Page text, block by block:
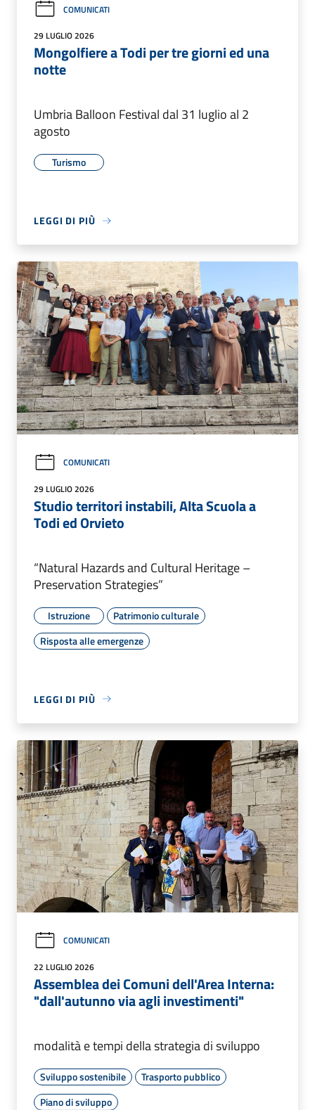
COMUNICATI
29 LUGLIO 2026
Mongolfiere a Todi per tre giorni ed una
notte
Umbria Balloon Festival dal 31 luglio al 2
agosto
Turismo
LEGGI DI PIÙ
COMUNICATI
29 LUGLIO 2026
Studio territori instabili, Alta Scuola a
Todi ed Orvieto
“Natural Hazards and Cultural Heritage –
Preservation Strategies”
Istruzione
Patrimonio culturale
Risposta alle emergenze
LEGGI DI PIÙ
COMUNICATI
22 LUGLIO 2026
Assemblea dei Comuni dell'Area Interna:
"dall'autunno via agli investimenti"
modalità e tempi della strategia di sviluppo
Sviluppo sostenibile
Trasporto pubblico
Piano di sviluppo